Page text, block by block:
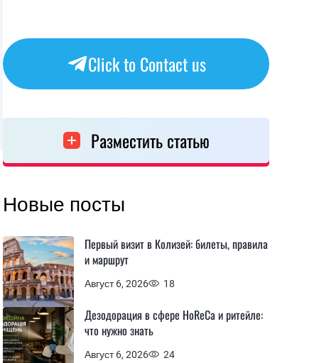
Click to Contact us
Разместить статью
Новые посты
Август 6, 2026 18
Первый визит в Колизей: билеты, правила
и маршрут
Август 6, 2026 24
Дезодорация в сфере HoReCa и ритейле:
что нужно знать